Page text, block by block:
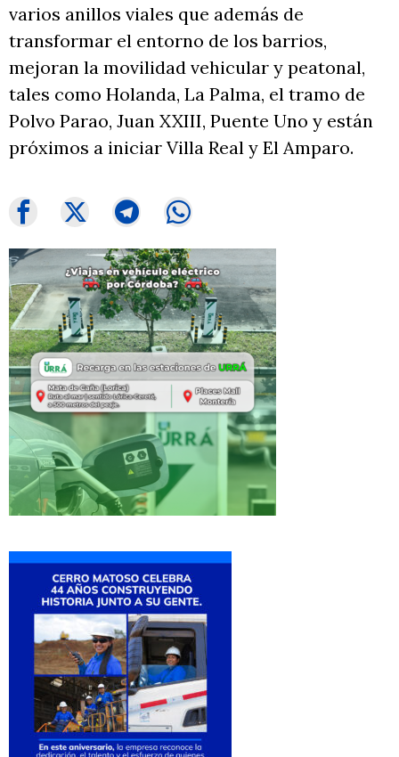
varios anillos viales que además de
transformar el entorno de los barrios,
mejoran la movilidad vehicular y peatonal,
tales como Holanda, La Palma, el tramo de
Polvo Parao, Juan XXIII, Puente Uno y están
próximos a iniciar Villa Real y El Amparo.